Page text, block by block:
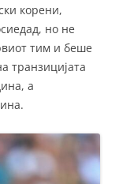
корени,
но не
тим и беше
транзицијата
а